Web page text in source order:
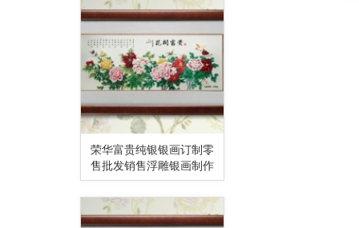
荣华富贵纯银银画订制零
售批发销售浮雕银画制作